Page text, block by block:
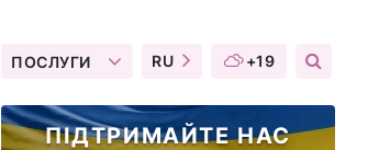
ПОСЛУГИ RU +19
ПІДТРИМАЙТЕ НАС